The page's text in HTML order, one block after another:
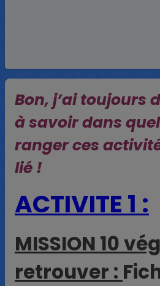
Bon, j’ai toujours
à savoir dans
ranger ces
lié !
ACTIVITE 1 :
MISSION 10
retrouver :